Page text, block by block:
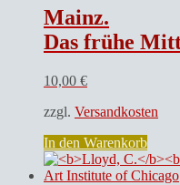
Mainz.
Das frühe
10,00 €
zzgl. Versandkosten
In den Warenkorb